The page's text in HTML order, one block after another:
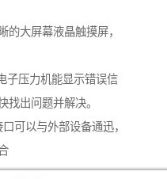
的大屏幕液晶触摸屏，
子压力机能显示错误信
找出问题并解决。
可以与外部设备通迅，